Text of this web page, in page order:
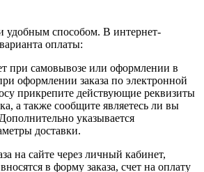
удобным способом. В интернет-
оплаты:
при самовывозе или оформлении в
оформлении заказа по электронной
прикрепите действующие реквизиты
а также сообщите являетесь ли вы
указывается
доставки.
на сайте через личный кабинет,
в форму заказа, счет на оплату